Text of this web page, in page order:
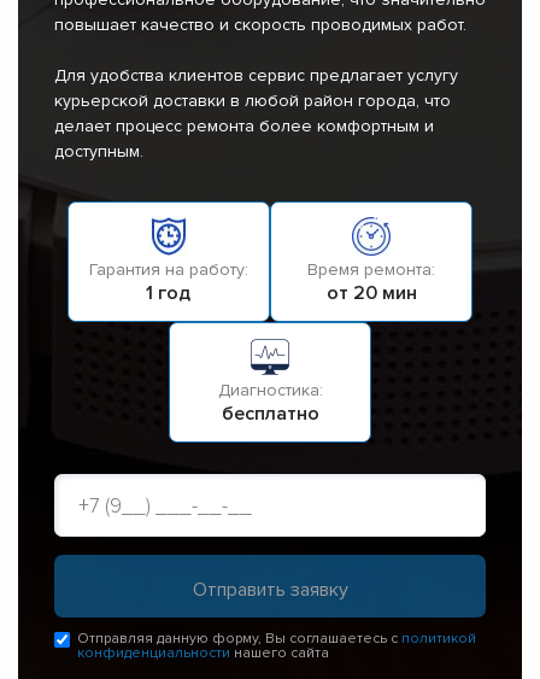
повышает качество и скорость проводимых работ.
Для удобства клиентов сервис предлагает услугу
курьерской доставки в любой район города, что
делает процесс ремонта более комфортным и
доступным.
Гарантия на работу:
1 год
Время ремонта:
от 20 мин
Диагностика:
бесплатно
Отправляя данную форму, Вы соглашаетесь с политикой
конфиденциальности нашего сайта